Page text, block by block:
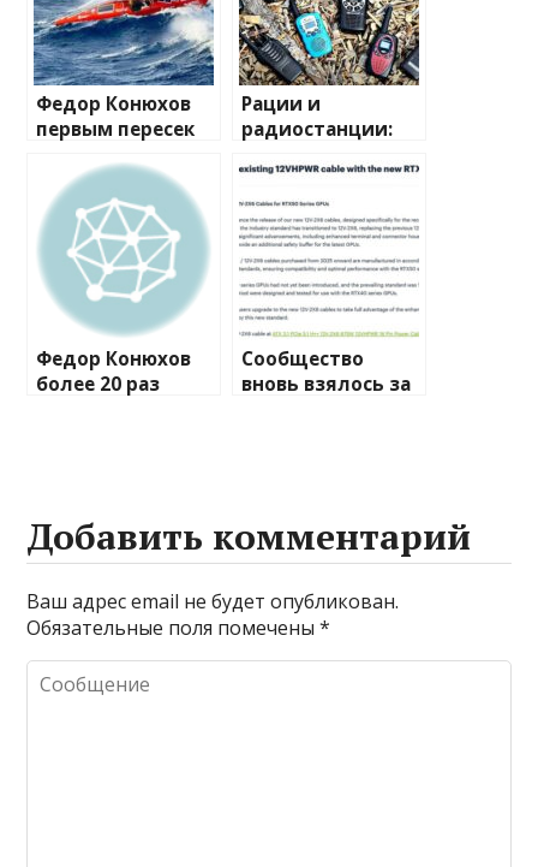
Федор Конюхов
первым пересек
Атлантику на
весельной лодке
Рации и
радиостанции:
путеводитель по
миру
беспроводной
связи
Федор Конюхов
более 20 раз
Сообщество
вновь взялось за
Добавить комментарий
Ваш адрес email не будет опубликован.
Обязательные поля помечены*